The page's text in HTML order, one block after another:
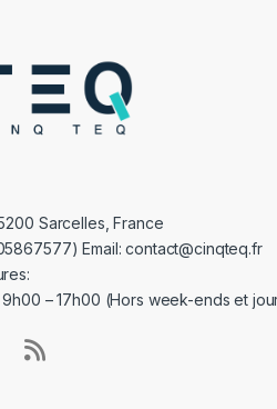
Sarcelles, France
Email: contact@cinqteq.fr
– 17h00 (Hors week-ends et